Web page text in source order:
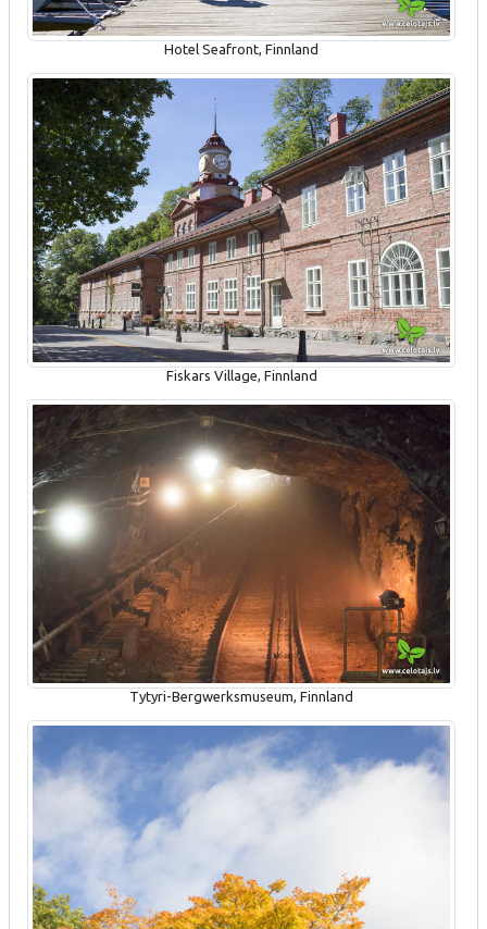
Hotel Seafront, Finnland
Fiskars Village, Finnland
Tytyri-Bergwerksmuseum, Finnland